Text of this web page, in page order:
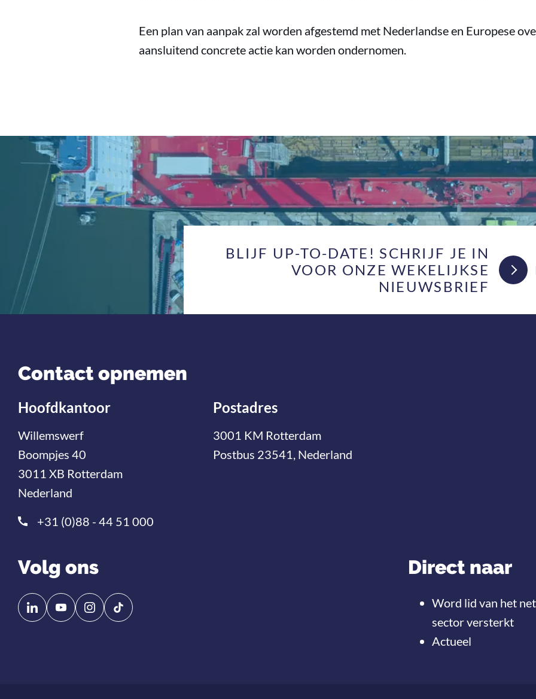
Een plan van aanpak zal worden afgestemd met Nederlandse en Europese
aansluitend concrete actie kan worden ondernomen.
BLIJF UP-TO-DATE! SCHRIJF JE IN
VOOR ONZE WEKELIJKSE
NIEUWSBRIEF
Contact opnemen
Hoofdkantoor
Willemswerf
Boompjes 40
3011 XB Rotterdam
Nederland
+31 (0)88 - 44 51 000
Postadres
3001 KM Rotterdam
Postbus 23541, Nederland
Volg ons
Volg
ons
Volg
ons
Direct naar
Word lid van het
sector versterkt
Actueel